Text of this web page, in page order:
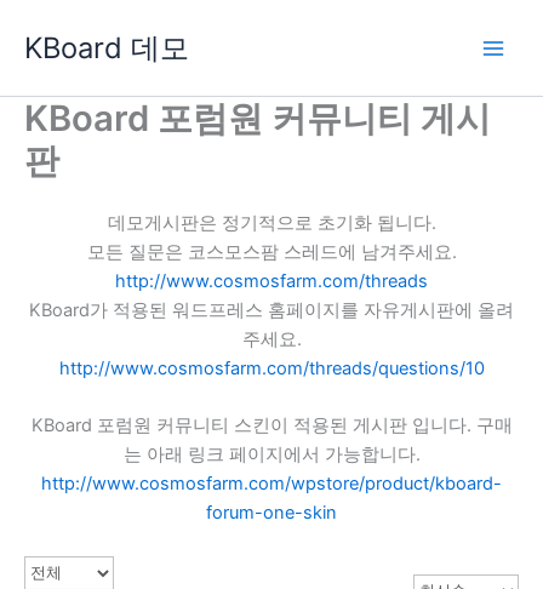
로
KBoard 데모
KBoard 포럼원 커뮤니티 게시
판
데모게시판은 정기적으로 초기화 됩니다.
모든 질문은 코스모스팜 스레드에 남겨주세요.
http://www.cosmosfarm.com/threads
KBoard가 적용된 워드프레스 홈페이지를 자유게시판에 올려
주세요.
http://www.cosmosfarm.com/threads/questions/10
KBoard 포럼원 커뮤니티 스킨이 적용된 게시판 입니다. 구매
는 아래 링크 페이지에서 가능합니다.
http://www.cosmosfarm.com/wpstore/product/kboard-
forum-one-skin